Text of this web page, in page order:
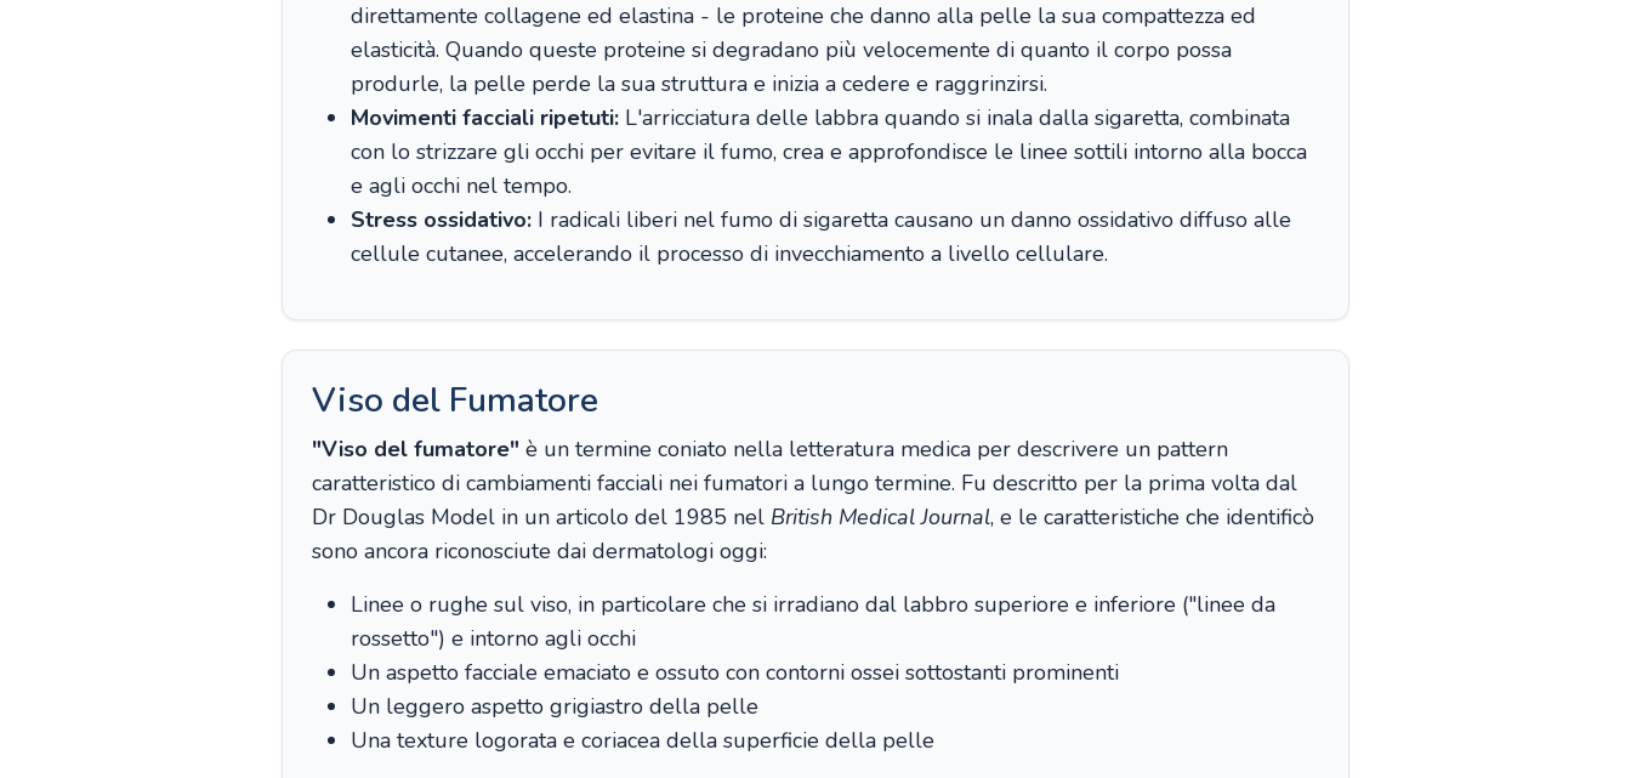
direttamente collagene ed elastina - le proteine che danno alla pelle la sua compattezza ed
elasticità. Quando queste proteine si degradano più velocemente di quanto il corpo possa
produrle, la pelle perde la sua struttura e inizia a cedere e raggrinzirsi.
Movimenti facciali ripetuti: L'arricciatura delle labbra quando si inala dalla sigaretta, combinata
con lo strizzare gli occhi per evitare il fumo, crea e approfondisce le linee sottili intorno alla bocca
e agli occhi nel tempo.
Stress ossidativo: I radicali liberi nel fumo di sigaretta causano un danno ossidativo diffuso alle
cellule cutanee, accelerando il processo di invecchiamento a livello cellulare.
Viso del Fumatore
"Viso del fumatore" è un termine coniato nella letteratura medica per descrivere un pattern
caratteristico di cambiamenti facciali nei fumatori a lungo termine. Fu descritto per la prima volta dal
Dr Douglas Model in un articolo del 1985 nel British Medical Journal, e le caratteristiche che identificò
sono ancora riconosciute dai dermatologi oggi:
Linee o rughe sul viso, in particolare che si irradiano dal labbro superiore e inferiore ("linee da
rossetto") e intorno agli occhi
Un aspetto facciale emaciato e ossuto con contorni ossei sottostanti prominenti
Un leggero aspetto grigiastro della pelle
Una texture logorata e coriacea della superficie della pelle